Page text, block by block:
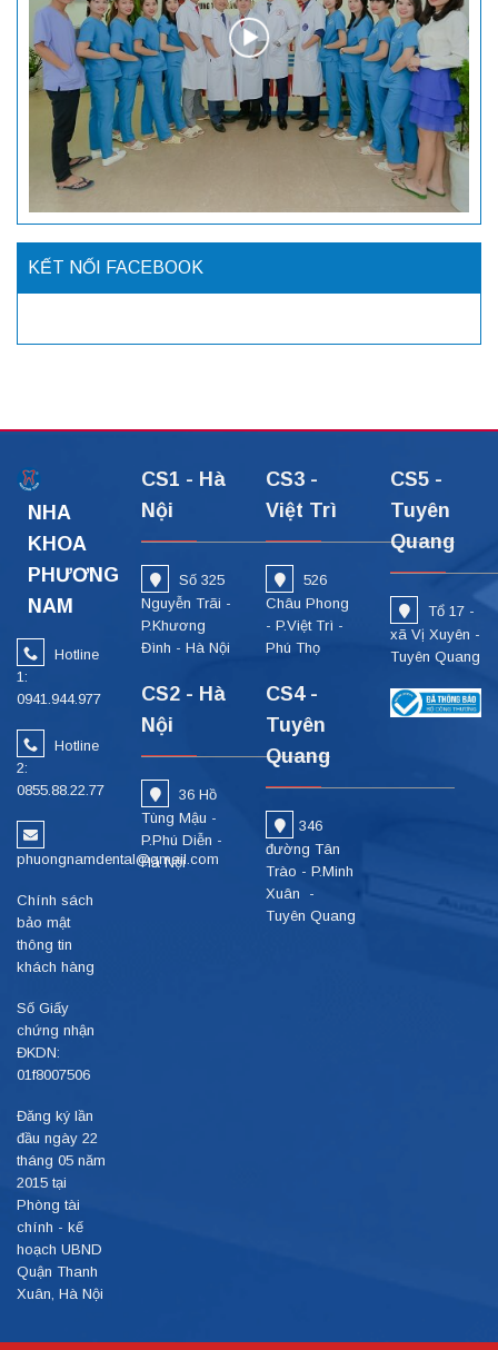
KẾT NỐI FACEBOOK
NHA
KHOA
PHƯƠNG
NAM
Hotline
1:
0941.944.977
Hotline
2:
0855.88.22.77
phuongnamdental@gmail.com
Chính sách
bảo mật
thông tin
khách hàng
Số Giấy
chứng nhận
ĐKDN:
01f8007506
Đăng ký lần
đầu ngày 22
tháng 05 năm
2015 tại
Phòng tài
chính - kế
hoạch UBND
Quận Thanh
Xuân, Hà Nội
CS1 - Hà
Nội
Số 325
Nguyễn Trãi -
P.Khương
Đình - Hà Nội
CS2 - Hà
Nội
36 Hồ
Tùng Mậu -
P.Phú Diễn -
Hà Nội
CS3 -
Việt Trì
526
Châu Phong
- P.Việt Trì -
Phú Thọ
CS4 -
Tuyên
Quang
346
đường Tân
Trào - P.Minh
Xuân -
Tuyên Quang
CS5 -
Tuyên
Quang
Tổ 17 -
xã Vị Xuyên -
Tuyên Quang